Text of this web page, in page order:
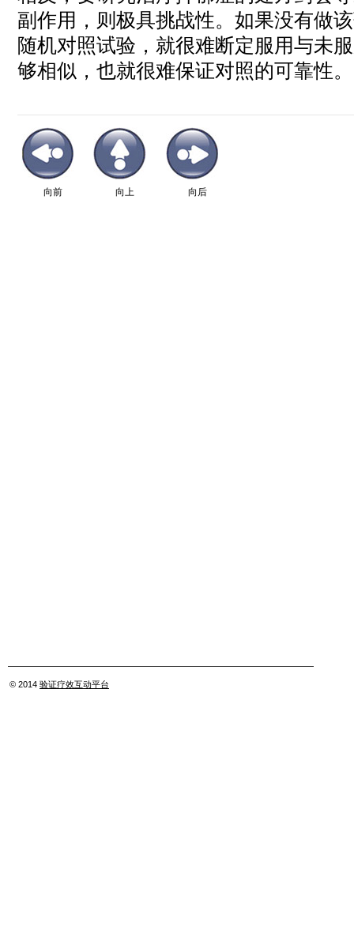
副作用，则极具挑战性。如果没有做
随机对照试验，就很难断定服用与未
够相似，也就很难保证对照的可靠性
向上
向前 向后
© 2014 验证疗效互动平台